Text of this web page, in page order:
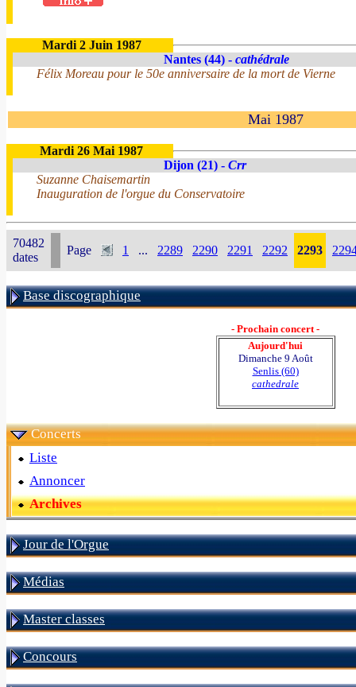
Mardi 2 Juin 1987
Nantes (44) - cathédrale
Félix Moreau pour le 50e anniversaire de la mort de Vierne
Mai 1987
Mardi 26 Mai 1987
Dijon (21) - Crr
Suzanne Chaisemartin
Inauguration de l'orgue du Conservatoire
70482
dates
Page 1 ... 2289 2290 2291 2292 2293
Base discographique
- Prochain concert -
Aujourd'hui
Dimanche 9 Août
Senlis (60)
cathedrale
Concerts
Liste
Annoncer
Archives
Jour de l'Orgue
Médias
Master classes
Concours